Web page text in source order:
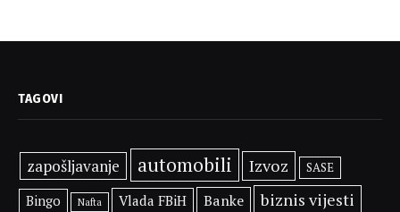
TAGOVI
zapošljavanje automobili Izvoz SASE
Bingo Nafta Vlada FBiH Banke biznis vijesti